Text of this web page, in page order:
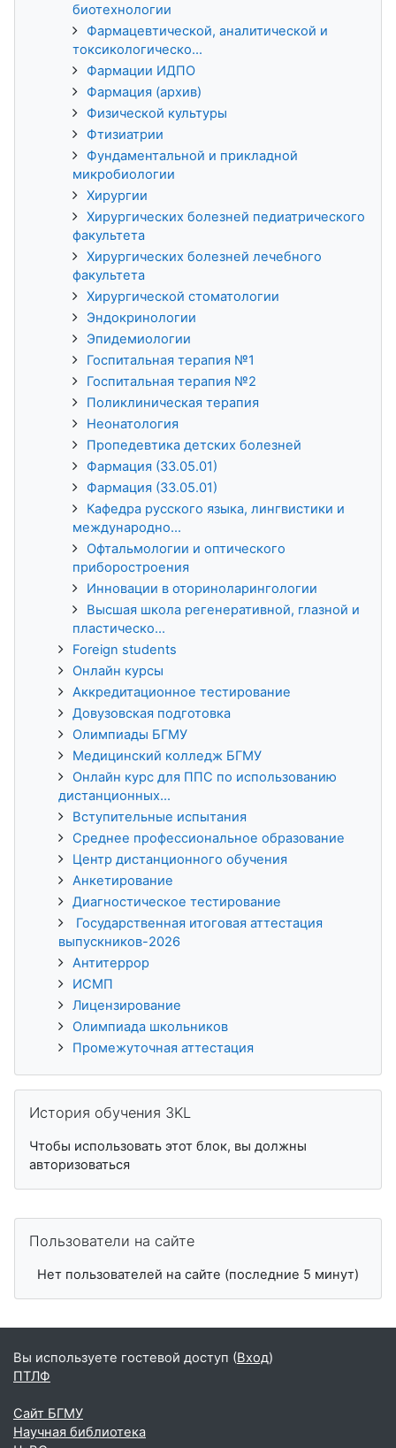
биотехнологии
Фармацевтической, аналитической и
токсикологическо...
Фармации ИДПО
Фармация (архив)
Физической культуры
Фтизиатрии
Фундаментальной и прикладной
микробиологии
Хирургии
Хирургических болезней педиатрического
факультета
Хирургических болезней лечебного
факультета
Хирургической стоматологии
Эндокринологии
Эпидемиологии
Госпитальная терапия №1
Госпитальная терапия №2
Поликлиническая терапия
Неонатология
Пропедевтика детских болезней
Фармация (33.05.01)
Фармация (33.05.01)
Кафедра русского языка, лингвистики и
международно...
Офтальмологии и оптического
приборостроения
Инновации в оториноларингологии
Высшая школа регенеративной, глазной и
пластическо...
Foreign students
Онлайн курсы
Аккредитационное тестирование
Довузовская подготовка
Олимпиады БГМУ
Медицинский колледж БГМУ
Онлайн курс для ППС по использованию
дистанционных...
Вступительные испытания
Среднее профессиональное образование
Центр дистанционного обучения
Анкетирование
Диагностическое тестирование
Государственная итоговая аттестация
выпускников-2026
Антитеррор
ИСМП
Лицензирование
Олимпиада школьников
Промежуточная аттестация
История обучения 3KL
Чтобы использовать этот блок, вы должны
авторизоваться
Пользователи на сайте
Нет пользователей на сайте (последние 5 минут)
Вы используете гостевой доступ (Вход)
ПТЛФ
Сайт БГМУ
Научная библиотека